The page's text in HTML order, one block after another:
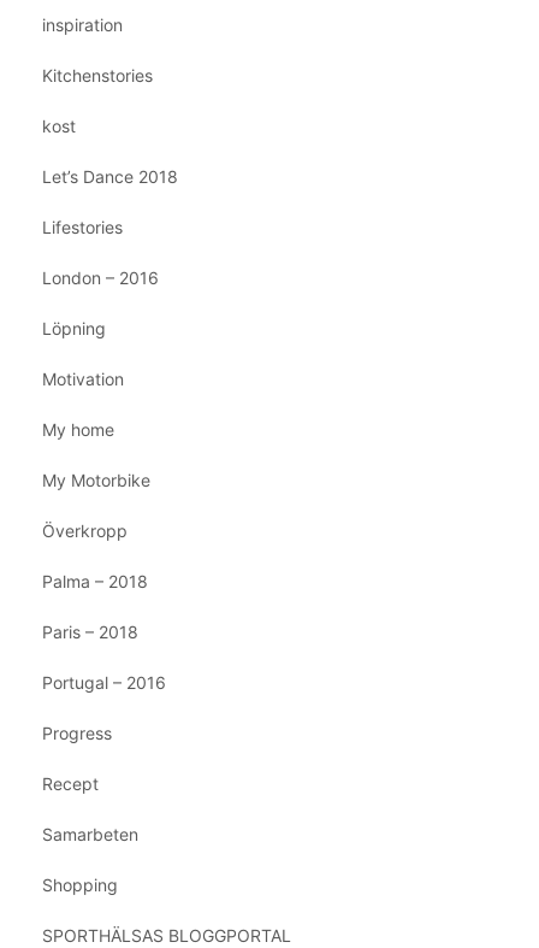
inspiration
Kitchenstories
kost
Let’s Dance 2018
Lifestories
London – 2016
Löpning
Motivation
My home
My Motorbike
Överkropp
Palma – 2018
Paris – 2018
Portugal – 2016
Progress
Recept
Samarbeten
Shopping
SPORTHÄLSAS BLOGGPORTAL